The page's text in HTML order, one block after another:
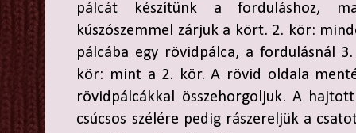
pálcát készítünk a forduláshoz,
kúszószemmel zárjuk a kört. 2. kör:
pálcába egy rövidpálca, a fordulásnál
kör: mint a 2. kör. A rövid oldala
rövidpálcákkal összehorgoljuk. A
csúcsos szélére pedig rászereljük a